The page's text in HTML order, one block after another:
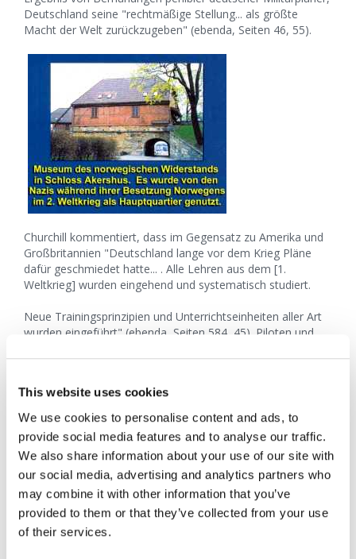
This website uses cookies
We use cookies to personalise content and ads, to
provide social media features and to analyse our traffic.
We also share information about your use of our site with
our social media, advertising and analytics partners who
may combine it with other information that you’ve
provided to them or that they’ve collected from your use
of their services.
Deutschland seine "rechtmäßige Stellung... als größte
Macht der Welt zurückzugeben" (ebenda, Seiten 46, 55).
Churchill kommentiert, dass im Gegensatz zu Amerika und
Großbritannien "Deutschland lange vor dem Krieg Pläne
dafür geschmiedet hatte... . Alle Lehren aus dem [1.
Weltkrieg] wurden eingehend und systematisch studiert.
Neue Trainingsprinzipien und Unterrichtseinheiten aller Art
wurden eingeführt" (ebenda, Seiten 584, 45). Piloten und
und U-Boote wurden in anderen Ländern gebaut und
die Produktion von Kriegsmaterialien ausgelegt. Churchill
bemerkt: "Jede Form der Täuschung wurde angewandt, um
die Alliierte Kommission auszutricksen, die durch den
Vertrag von Versailles eingesetzt worden war, um die
deutsche Wiederbewaffnung zu überwachen" (ebenda, Seite
49).
Als ein Ergebnis dieser deutschen Geheimpläne und des
geheimen militärischen Aufrüstens wurden die Alliierten (die
gerade am Abrüsten waren), Ende der 30er Jahre